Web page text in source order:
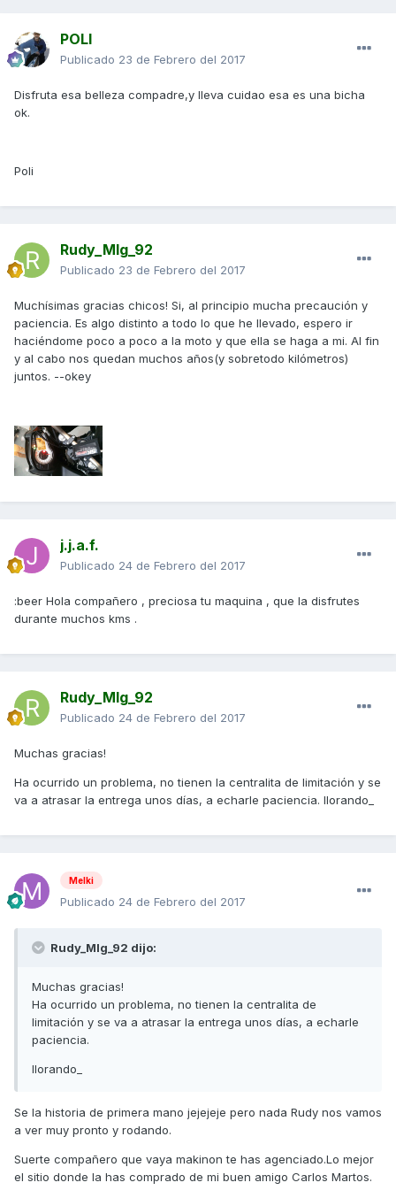
POLI
Publicado 23 de Febrero del 2017
Disfruta esa belleza compadre,y lleva cuidao esa es una bicha
ok.
Poli
Rudy_Mlg_92
Publicado 23 de Febrero del 2017
Muchísimas gracias chicos! Si, al principio mucha precaución y
paciencia. Es algo distinto a todo lo que he llevado, espero ir
haciéndome poco a poco a la moto y que ella se haga a mi. Al fin
y al cabo nos quedan muchos años(y sobretodo kilómetros)
juntos. --okey
j.j.a.f.
Publicado 24 de Febrero del 2017
:beer Hola compañero , preciosa tu maquina , que la disfrutes
durante muchos kms .
Rudy_Mlg_92
Publicado 24 de Febrero del 2017
Muchas gracias!
Ha ocurrido un problema, no tienen la centralita de limitación y se
va a atrasar la entrega unos días, a echarle paciencia. llorando_
Melki
Publicado 24 de Febrero del 2017
Rudy_Mlg_92 dijo:
Muchas gracias!
Ha ocurrido un problema, no tienen la centralita de
limitación y se va a atrasar la entrega unos días, a echarle
paciencia.
llorando_
Se la historia de primera mano jejejeje pero nada Rudy nos vamos
a ver muy pronto y rodando.
Suerte compañero que vaya makinon te has agenciado.Lo mejor
el sitio donde la has comprado de mi buen amigo Carlos Martos.